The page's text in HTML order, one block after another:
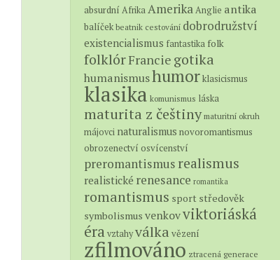
absurdní AfrikaAmerikaAnglie antika
balíček beatnik cestování dobrodružství
existencialismus fantastika folk
folklórFrancie gotika
humanismushumorklasicismus
klasika komunismus láska
maturita z češtiny maturitní okruh
májovci naturalismus novoromantismus
obrozenectví osvícenství
preromantismus realismus
realistické renesance romantika
romantismus sport středověk
symbolismus venkovviktoriáská
éravztahyválka vězení
zfilmováno ztracená generace